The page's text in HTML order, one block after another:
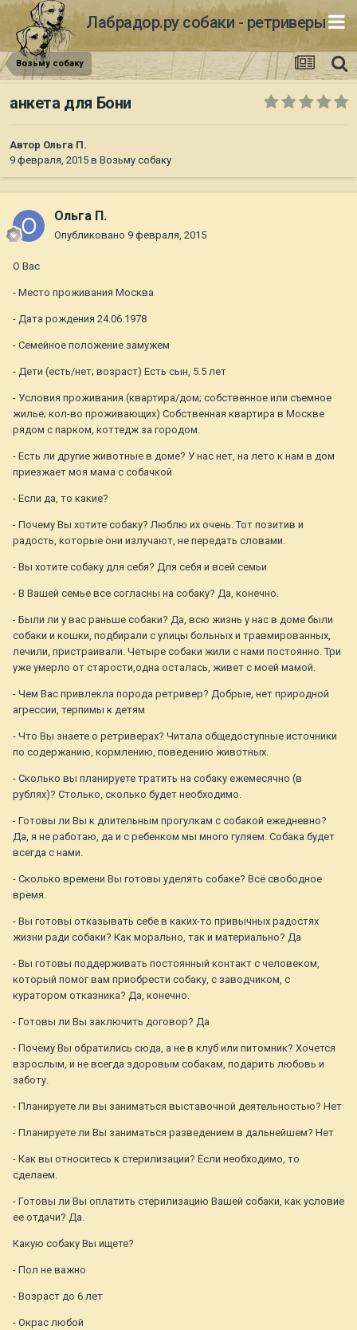
Лабрадор.ру собаки - ретриверы
Возьму собаку
анкета для Бони
Автор Ольга П.
9 февраля, 2015 в Возьму собаку
Ольга П.
Опубликовано 9 февраля, 2015
О Вас
- Место проживания Москва
- Дата рождения 24.06.1978
- Семейное положение замужем
- Дети (есть/нет; возраст) Есть сын, 5.5 лет
- Условия проживания (квартира/дом; собственное или съемное
жилье; кол-во проживающих) Собственная квартира в Москве
рядом с парком, коттедж за городом.
- Есть ли другие животные в доме? У нас нет, на лето к нам в дом
приезжает моя мама с собачкой
- Если да, то какие?
- Почему Вы хотите собаку? Люблю их очень. Тот позитив и
радость, которые они излучают, не передать словами.
- Вы хотите собаку для себя? Для себя и всей семьи
- В Вашей семье все согласны на собаку? Да, конечно.
- Были ли у вас раньше собаки? Да, всю жизнь у нас в доме были
собаки и кошки, подбирали с улицы больных и травмированных,
лечили, пристраивали. Четыре собаки жили с нами постоянно. Три
уже умерло от старости,одна осталась, живет с моей мамой.
- Чем Вас привлекла порода ретривер? Добрые, нет природной
агрессии, терпимы к детям
- Что Вы знаете о ретриверах? Читала общедоступные источники
по содержанию, кормлению, поведению животных.
- Сколько вы планируете тратить на собаку ежемесячно (в
рублях)? Столько, сколько будет необходимо.
- Готовы ли Вы к длительным прогулкам с собакой ежедневно?
Да, я не работаю, да и с ребенком мы много гуляем. Собака будет
всегда с нами.
- Сколько времени Вы готовы уделять собаке? Всё свободное
время.
- Вы готовы отказывать себе в каких-то привычных радостях
жизни ради собаки? Как морально, так и материально? Да
- Вы готовы поддерживать постоянный контакт с человеком,
который помог вам приобрести собаку, с заводчиком, с
куратором отказника? Да, конечно.
- Готовы ли Вы заключить договор? Да
- Почему Вы обратились сюда, а не в клуб или питомник? Хочется
взрослым, и не всегда здоровым собакам, подарить любовь и
заботу.
- Планируете ли вы заниматься выставочной деятельностью? Нет
- Планируете ли Вы заниматься разведением в дальнейшем? Нет
- Как вы относитесь к стерилизации? Если необходимо, то
сделаем.
- Готовы ли Вы оплатить стерилизацию Вашей собаки, как условие
ее отдачи? Да.
Какую собаку Вы ищете?
- Пол не важно
- Возраст до 6 лет
- Окрас любой